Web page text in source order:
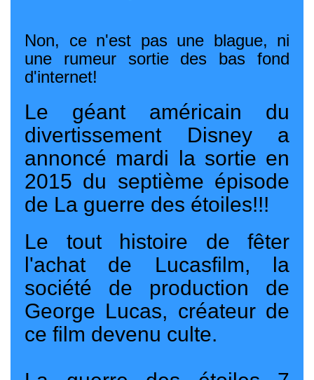
Non, ce n'est pas une blague, ni
une rumeur sortie des bas fond
d'internet!
Le géant américain du
divertissement Disney a
annoncé mardi la sortie en
2015 du septième épisode
de La guerre des étoiles!!!
Le tout histoire de fêter
l'achat de Lucasfilm, la
société de production de
George Lucas, créateur de
ce film devenu culte.